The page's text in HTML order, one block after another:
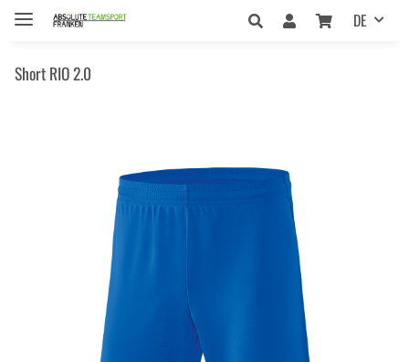
DE
Short RIO 2.0